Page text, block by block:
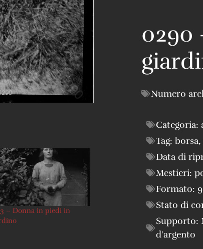
– Donna in piedi in
0290
Numero
Categoria:
Tag: borsa,
Data di
Mestieri:
Formato:
Stato di
Supporto:
d'argento